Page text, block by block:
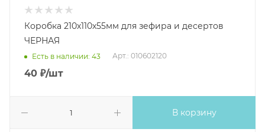
Коробка 210х110х55мм для зефира и десертов
ЧЕРНАЯ
Есть в наличии: 43 Арт.: 010602120
40 ₽/шт
В корзину